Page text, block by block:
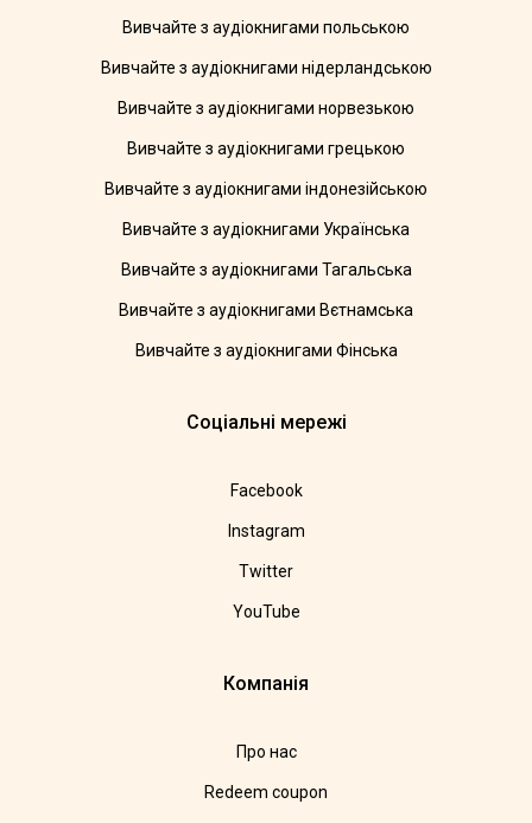
Вивчайте з аудіокнигами польською
Вивчайте з аудіокнигами нідерландською
Вивчайте з аудіокнигами норвезькою
Вивчайте з аудіокнигами грецькою
Вивчайте з аудіокнигами індонезійською
Вивчайте з аудіокнигами Українська
Вивчайте з аудіокнигами Тагальська
Вивчайте з аудіокнигами Вєтнамська
Вивчайте з аудіокнигами Фінська
Соціальні мережі
Facebook
Instagram
Twitter
YouTube
Компанія
Про нас
Redeem coupon